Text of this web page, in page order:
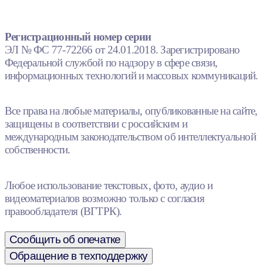
Регистрационный номер серии
ЭЛ № ФС 77-72266 от 24.01.2018. Зарегистрировано
Федеральной службой по надзору в сфере связи,
информационных технологий и массовых коммуникаций.
Все права на любые материалы, опубликованные на сайте,
защищены в соответствии с российским и
международным законодательством об интеллектуальной
собственности.
Любое использование текстовых, фото, аудио и
видеоматериалов возможно только с согласия
правообладателя (ВГТРК).
Сообщить об опечатке
Обращение в техподдержку